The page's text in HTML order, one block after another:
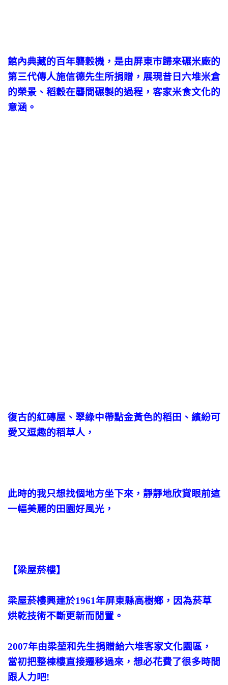
館內典藏的百年礱穀機，是由屏東市歸來碾米廠的
第三代傳人施信德先生所捐贈，展現昔日六堆米倉
的榮景、稻穀在礱間碾製的過程，客家米食文化的
意涵。
復古的紅磚屋、翠綠中帶點金黃色的稻田、繽紛可
愛又逗趣的稻草人，
此時的我只想找個地方坐下來，靜靜地欣賞眼前這
一幅美麗的田園好風光，
【梁屋菸樓】
梁屋菸樓興建於1961年屏東縣高樹鄉，因為菸草
烘乾技術不斷更新而閒置。
2007年由梁堃和先生捐贈給六堆客家文化園區，
當初把整棟樓直接遷移過來，想必花費了很多時間
跟人力吧!